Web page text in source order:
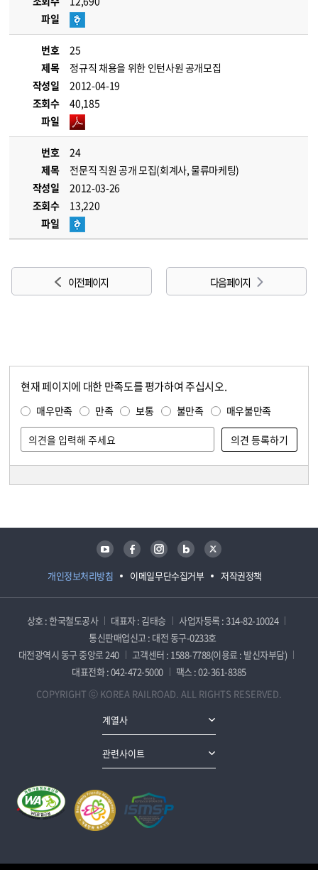
파일
번호
25
제목
정규직 채용을 위한 인턴사원 공개모집
작성일
2012-04-19
조회수
40,185
파일
번호
24
제목
전문직 직원 공개 모집(회계사, 물류마케팅)
작성일
2012-03-26
조회수
13,220
파일
이전 페이지 다음 페이지
현재 페이지에 대한 만족도를 평가하여 주십시오.
매우만족 만족 보통 불만족 매우불만족
개인정보처리방침 이메일무단수집거부 저작권정책
유튜브 페이스북 인스타그램 블로그 트위터
상호 : 한국철도공사 대표자 : 김태승
사업자등록 : 314-82-10024
통신판매업신고 : 대전 동구-0233호
대전광역시 동구 중앙로 240
고객센터 : 1588-7788(이용료 : 발신자부담)
대표전화 : 042-472-5000
팩스 : 02-361-8385
COPYRIGHT ⓒ KOREA RAILROAD. ALL RIGHTS RESERVED.
계열사
관련사이트